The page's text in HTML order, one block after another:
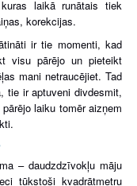
laikā runātais tiek
korekcijas.
ir tie momenti, kad
visu pārējo un pieteikt
mani netraucējiet. Tad
tie ir aptuveni divdesmit,
laiku tomēr aizņem
– daudzdzīvokļu māju
tūkstoši kvadrātmetru